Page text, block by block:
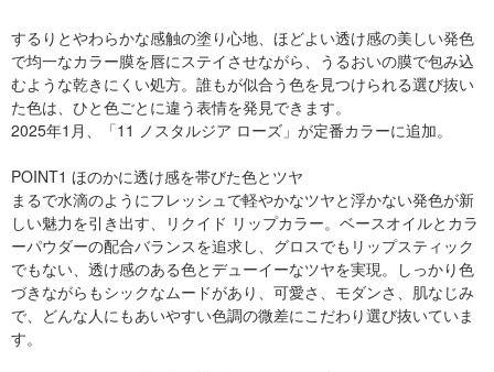
するりとやわらかな感触の塗り心地、ほどよい透け感の美しい発色
で均一なカラー膜を唇にステイさせながら、うるおいの膜で包み込
むような乾きにくい処方。誰もが似合う色を見つけられる選び抜い
た色は、ひと色ごとに違う表情を発見できます。
2025年1月、「11 ノスタルジア ローズ」が定番カラーに追加。
POINT1 ほのかに透け感を帯びた色とツヤ
まるで水滴のようにフレッシュで軽やかなツヤと浮かない発色が新
しい魅力を引き出す、リクイド リップカラー。ベースオイルとカラ
ーパウダーの配合バランスを追求し、グロスでもリップスティック
でもない、透け感のある色とデューイーなツヤを実現。しっかり色
づきながらもシックなムードがあり、可愛さ、モダンさ、肌なじみ
で、どんな人にもあいやすい色調の微差にこだわり選び抜いていま
す。